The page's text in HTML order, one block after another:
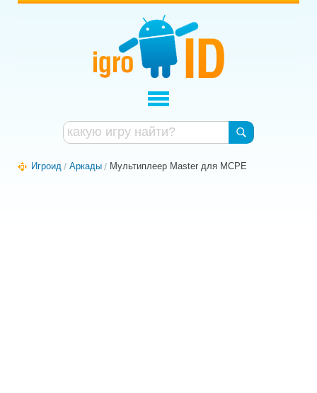
Игроид Аркады Мультиплеер Master для MCPE